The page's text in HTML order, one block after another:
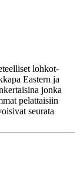
lohkot-
Eastern ja
jonka
pelattaisiin
seurata